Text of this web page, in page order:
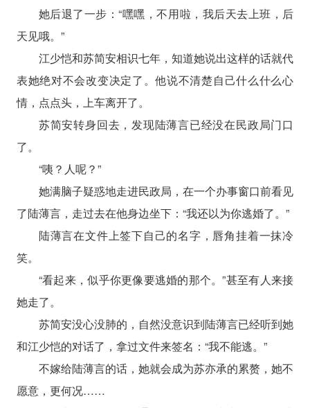
她后退了一步：“嘿嘿，不用啦，我后天去上班，后
天见哦。”
江少恺和苏简安相识七年，知道她说出这样的话就代
表她绝对不会改变决定了。他说不清楚自己什么什么心
情，点点头，上车离开了。
苏简安转身回去，发现陆薄言已经没在民政局门口
了。
“咦？人呢？”
她满脑子疑惑地走进民政局，在一个办事窗口前看见
了陆薄言，走过去在他身边坐下：“我还以为你逃婚了。”
陆薄言在文件上签下自己的名字，唇角挂着一抹冷
笑。
“看起来，似乎你更像要逃婚的那个。”甚至有人来接
她走了。
苏简安没心没肺的，自然没意识到陆薄言已经听到她
和江少恺的对话了，拿过文件来签名：“我不能逃。”
不嫁给陆薄言的话，她就会成为苏亦承的累赘，她不
愿意，更何况……